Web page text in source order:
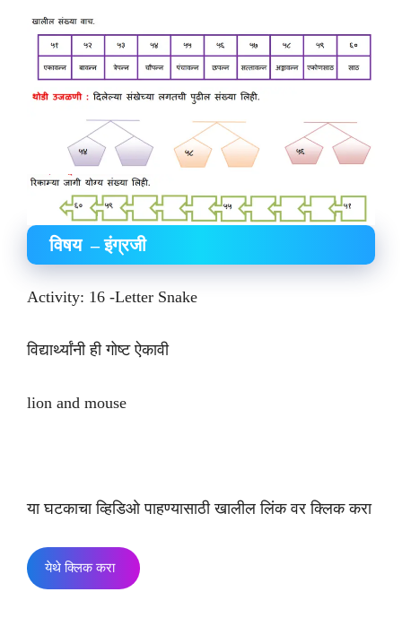
विषय – इंग्रजी
Activity: 16 -Letter Snake
विद्यार्थ्यांनी ही गोष्ट ऐकावी
lion and mouse
या घटकाचा व्हिडिओ पाहण्यासाठी खालील लिंक वर क्लिक करा
येथे क्लिक करा